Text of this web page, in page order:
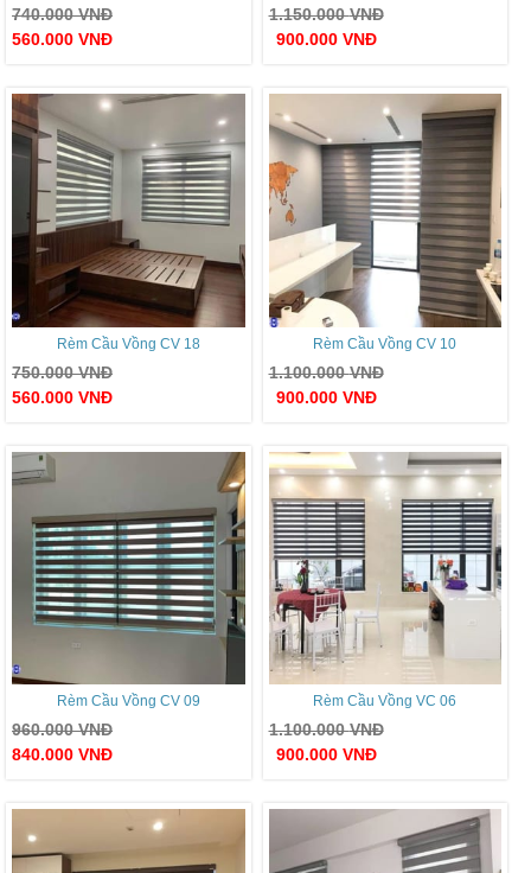
740.000VNĐ
560.000 VNĐ
1.150.000VNĐ
900.000 VNĐ
Rèm Cầu Vồng CV 18
750.000VNĐ
560.000 VNĐ
Rèm Cầu Vồng CV 10
1.100.000VNĐ
900.000 VNĐ
Rèm Cầu Vồng CV 09
960.000VNĐ
840.000 VNĐ
Rèm Cầu Vồng VC 06
1.100.000VNĐ
900.000 VNĐ